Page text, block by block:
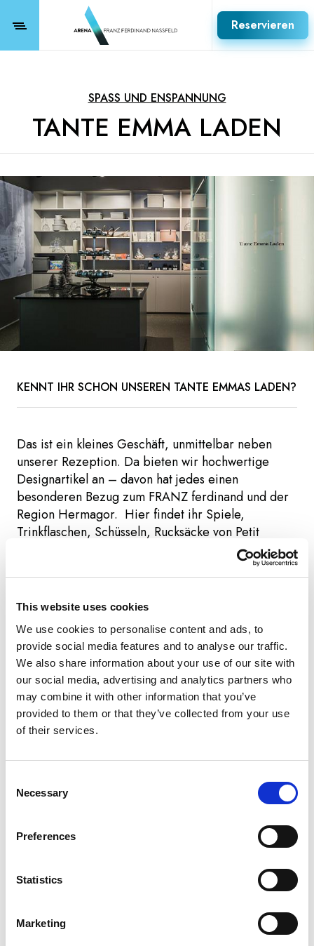
This website uses cookies
We use cookies to personalise content and ads, to
provide social media features and to analyse our traffic.
We also share information about your use of our site with
our social media, advertising and analytics partners who
may combine it with other information that you’ve
provided to them or that they’ve collected from your use
of their services.
Selection
Necessary
Preferences
Statistics
Marketing
Reservieren
SPASS UND ENSPANNUNG
TANTE EMMA LADEN
KENNT IHR SCHON UNSEREN TANTE EMMAS LADEN?
Das ist ein kleines Geschäft, unmittelbar neben
unserer Rezeption. Da bieten wir hochwertige
Designartikel an – davon hat jedes einen
besonderen Bezug zum FRANZ ferdinand und der
Region Hermagor. Hier findet ihr Spiele,
Trinkflaschen, Schüsseln, Rucksäcke von Petit
Monkey und Geschirr, Lampen, Nützliches &
Schönes von Bloomingville. Aber auch Bio-
bei Hermagor. Liköre, Sirupe und leckere
Region. Dazu kommen noch einige Dinge, die man
bei uns im Hotel auch finden kann – unseren Kaffee
„Röstmeister“ von Hornig, köstlicher Koval Gin, Dr.
Filler Zuckerwatte & Fichte, FRANZ – Grüner
Veltliner – und ferdinand – Blaufränkisch, unsere
Wasserkaraffen mit dazu gehörigen Gläsern,
mehr.
Hier findet jeder etwas nach seinem Geschmack.
Nach einem Besuch in Tante Emmas Laden besitzt
ihr somit nicht nur ein Qualitätsprodukt, sondern
ferdinand.
Falls ihr ein wenig stöbern wollt oder gleich kaufen